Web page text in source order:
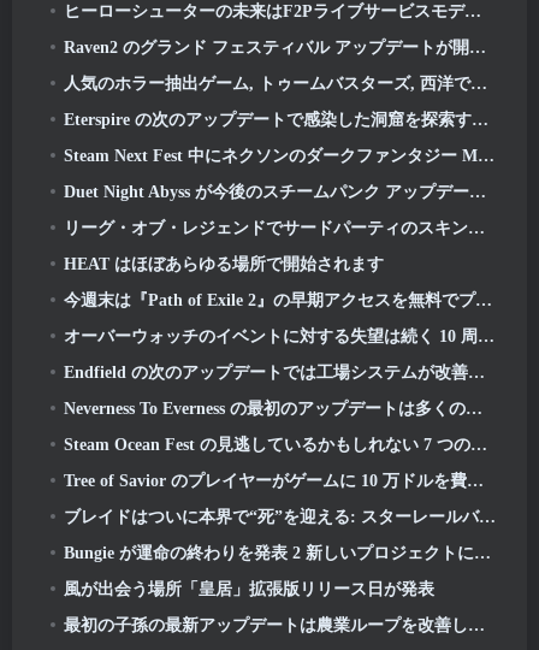
ヒーローシューターの未来はF2Pライブサービスモデルと結びついているのか?
Raven2 のグランド フェスティバル アップデートが開始され、新しいウォーロード クラスが追加されました
人気のホラー抽出ゲーム, トゥームバスターズ, 西洋でも発売
Eterspire の次のアップデートで感染した洞窟を探索する準備をしましょう
Steam Next Fest 中にネクソンのダークファンタジー MMORPG Embers Of The Uncrowned をチェックできます
Duet Night Abyss が今後のスチームパンク アップデートで Icelake の霜に戻ります
リーグ・オブ・レジェンドでサードパーティのスキンを入手できることを期待しないでください
HEAT はほぼあらゆる場所で開始されます
今週末は『Path of Exile 2』の早期アクセスを無料でプレイしましょう
オーバーウォッチのイベントに対する失望は続く 10 周年記念
Endfield の次のアップデートでは工場システムが改善されます
Neverness To Everness の最初のアップデートは多くのことをもたらす
Steam Ocean Fest の見逃しているかもしれない 7 つの無料プレイ ゲーム
Tree of Savior のプレイヤーがゲームに 10 万ドルを費やして特別賞を獲得したと伝えられている
ブレイドはついに本界で“死”を迎える: スターレールバージョン 4.3
Bungie が運命の終わりを発表 2 新しいプロジェクトに取り組む準備中の生産
風が出会う場所「皇居」拡張版リリース日が発表
最初の子孫の最新アップデートは農業ループを改善し、猛攻撃モードを更新します